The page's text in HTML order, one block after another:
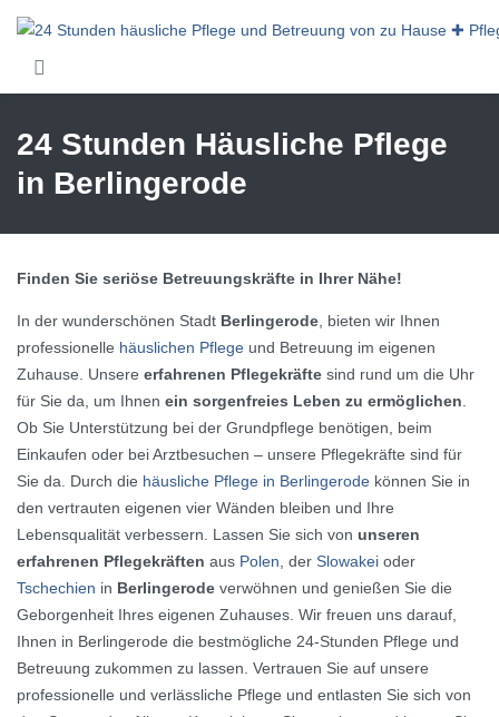
24 Stunden Häusliche Pflege
in Berlingerode
Finden Sie seriöse Betreuungskräfte in Ihrer Nähe!
In der wunderschönen Stadt Berlingerode, bieten wir Ihnen
professionelle häuslichen Pflege und Betreuung im eigenen
Zuhause. Unsere erfahrenen Pflegekräfte sind rund um die Uhr
für Sie da, um Ihnen ein sorgenfreies Leben zu ermöglichen.
Ob Sie Unterstützung bei der Grundpflege benötigen, beim
Einkaufen oder bei Arztbesuchen – unsere Pflegekräfte sind für
Sie da. Durch die häusliche Pflege in Berlingerode können Sie in
den vertrauten eigenen vier Wänden bleiben und Ihre
Lebensqualität verbessern. Lassen Sie sich von unseren
erfahrenen Pflegekräften aus Polen, der Slowakei oder
Tschechien in Berlingerode verwöhnen und genießen Sie die
Geborgenheit Ihres eigenen Zuhauses. Wir freuen uns darauf,
Ihnen in Berlingerode die bestmögliche 24-Stunden Pflege und
Betreuung zukommen zu lassen. Vertrauen Sie auf unsere
professionelle und verlässliche Pflege und entlasten Sie sich von